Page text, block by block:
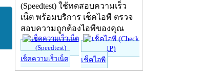
(Speedtest) ใช้ทดสอบความเร็ว
เน็ต พร้อมบริการ เช็คไอพี ตรวจ
สอบความถูกต้องไอพีของคุณ
เช็คความเร็วเน็ต เช็คไอพี